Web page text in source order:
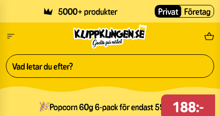
5000+ produkter Fri
Privat Företag
Popcorn 60g 6-pack för endast 59kr 188:-